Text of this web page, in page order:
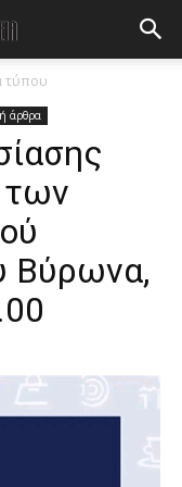
τύπου
άρθρα
Βύρωνα,